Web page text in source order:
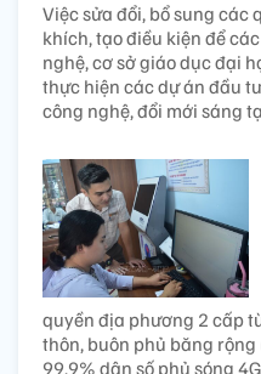
Việc sửa đổi, bổ sung
khích, tạo điều kiện để
nghệ, cơ sở giáo dục đại
thực hiện các dự án đầu
công nghệ, đổi mới sáng
quyền địa phương 2 cấp
thôn, buôn phủ băng
99,9% dân số phủ sóng